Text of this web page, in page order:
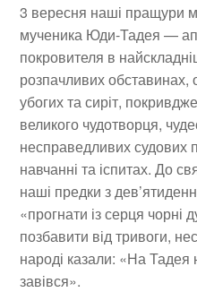
3 вересня наші пращури
мученика Юди-Тадея —
покровителя в
розпачливих обставинах,
убогих та сиріт,
великого чудотворця,
несправедливих судових
навчанні та іспитах. До
наші предки з
«прогнати із серця чорні
позбавити від тривоги,
народі казали: «На Тадея
завівся».